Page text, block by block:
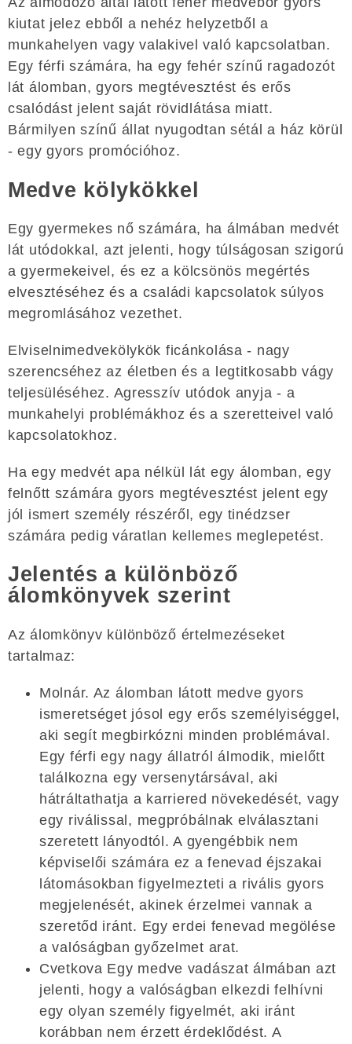
kiutat jelez ebből a nehéz helyzetből a
munkahelyen vagy valakivel való kapcsolatban.
Egy férfi számára, ha egy fehér színű ragadozót
lát álomban, gyors megtévesztést és erős
csalódást jelent saját rövidlátása miatt.
Bármilyen színű állat nyugodtan sétál a ház körül
- egy gyors promócióhoz.
Medve kölykökkel
Egy gyermekes nő számára, ha álmában medvét
lát utódokkal, azt jelenti, hogy túlságosan szigorú
a gyermekeivel, és ez a kölcsönös megértés
elvesztéséhez és a családi kapcsolatok súlyos
megromlásához vezethet.
Elviselnimedvekölykök ficánkolása - nagy
szerencséhez az életben és a legtitkosabb vágy
teljesüléséhez. Agresszív utódok anyja - a
munkahelyi problémákhoz és a szeretteivel való
kapcsolatokhoz.
Ha egy medvét apa nélkül lát egy álomban, egy
felnőtt számára gyors megtévesztést jelent egy
jól ismert személy részéről, egy tinédzser
számára pedig váratlan kellemes meglepetést.
Jelentés a különböző
álomkönyvek szerint
Az álomkönyv különböző értelmezéseket
tartalmaz:
Molnár. Az álomban látott medve gyors
ismeretséget jósol egy erős személyiséggel,
aki segít megbirkózni minden problémával.
Egy férfi egy nagy állatról álmodik, mielőtt
találkozna egy versenytársával, aki
hátráltathatja a karriered növekedését, vagy
egy riválissal, megpróbálnak elválasztani
szeretett lányodtól. A gyengébbik nem
képviselői számára ez a fenevad éjszakai
látomásokban figyelmezteti a rivális gyors
megjelenését, akinek érzelmei vannak a
szeretőd iránt. Egy erdei fenevad megölése
a valóságban győzelmet arat.
Cvetkova Egy medve vadászat álmában azt
jelenti, hogy a valóságban elkezdi felhívni
egy olyan személy figyelmét, aki iránt
korábban nem érzett érdeklődést. A